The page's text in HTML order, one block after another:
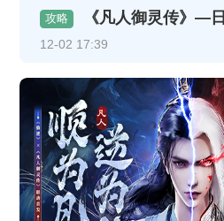
攻略 《凡人御灵传》—
12-02 17:39